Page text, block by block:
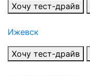
Хочу тест-драйв
Ижевск
Хочу тест-драйв